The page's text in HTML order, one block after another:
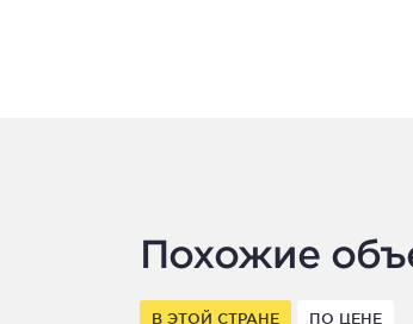
Похожие
В ЭТОЙ СТРАНЕ ПО ЦЕНЕ